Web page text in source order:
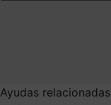
Ayudas relacionadas